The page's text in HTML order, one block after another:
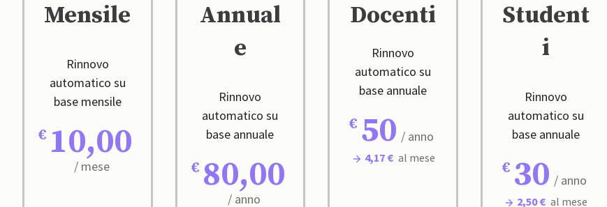
Mensile
Rinnovo
automatico su
base mensile
10,00
/ mese
Annual
e
Rinnovo
automatico su
base annuale
80,00
/ anno
Docenti
Rinnovo
automatico su
base annuale
50 / anno
4,17 € al mese
Student
i
Rinnovo
automatico su
base annuale
30 / anno
2,50 € al mese